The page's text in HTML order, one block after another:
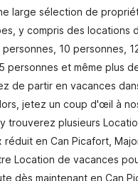
large sélection de
y compris des locations
10 personnes,
personnes et même plus
de partir en vacances
jetez un coup d'œil à
trouverez plusieurs
réduit en Can Picafort,
Location de vacances
dès maintenant en Can